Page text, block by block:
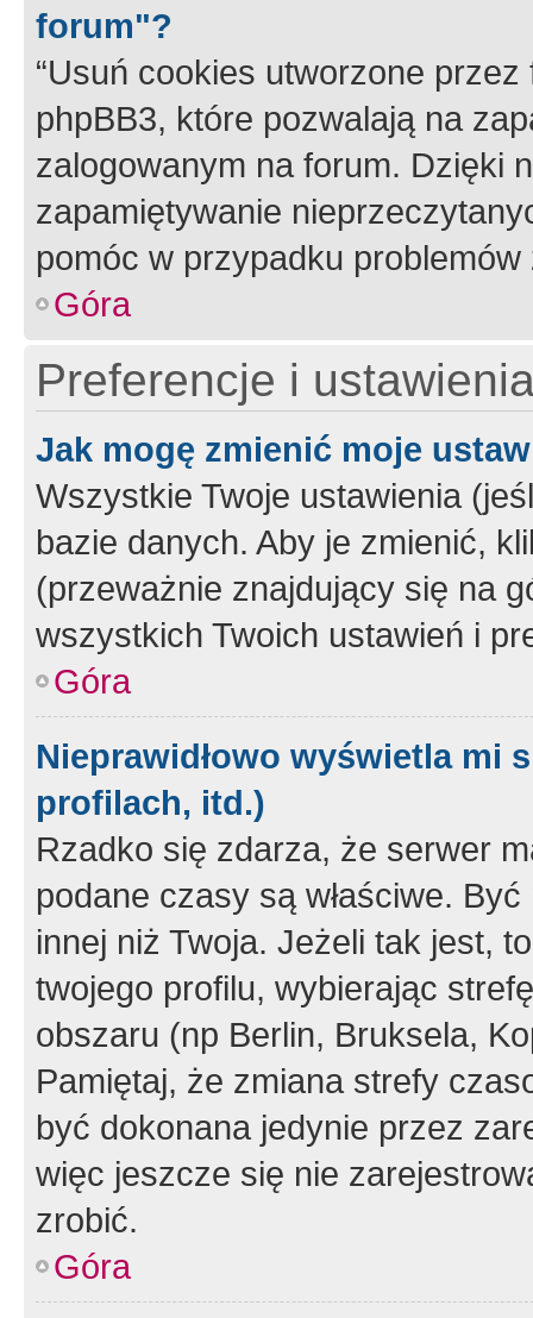
forum"?
“Usuń cookies utworzone
phpBB3, które pozwalają na
zalogowanym na forum. Dzięki
zapamiętywanie
pomóc w przypadku
Góra
Preferencje i
Jak mogę zmienić moje
Wszystkie Twoje ustawienia
bazie danych. Aby je zmienić,
(przeważnie znajdujący się na
wszystkich Twoich ustawień i
Góra
Nieprawidłowo wyświetla mi
profilach, itd.)
Rzadko się zdarza, że serwer
podane czasy są właściwe.
innej niż Twoja. Jeżeli tak jest,
twojego profilu, wybierając
obszaru (np Berlin, Bruksela,
Pamiętaj, że zmiana strefy
być dokonana jedynie przez
więc jeszcze się nie
zrobić.
Góra